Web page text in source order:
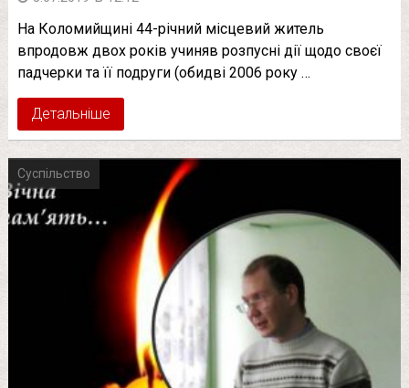
На Коломийщині 44-річний місцевий житель
впродовж двох років учиняв розпусні дії щодо своєї
падчерки та її подруги (обидві 2006 року …
Детальніше
Суспільство